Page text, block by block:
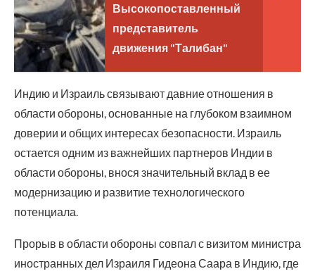
Высокопоставленный
представитель
движения "Талибан"
Индию и Израиль связывают давние отношения в
области обороны, основанные на глубоком взаимном
доверии и общих интересах безопасности. Израиль
остается одним из важнейших партнеров Индии в
области обороны, внося значительный вклад в ее
модернизацию и развитие технологического
потенциала.
Прорыв в области обороны совпал с визитом министра
иностранных дел Израиля Гидеона Саара в Индию, где